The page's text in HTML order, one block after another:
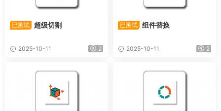
已测试 超级切割
2025-10-11 2
已测试 组件替换
2025-10-11 2